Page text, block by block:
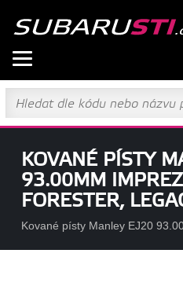
KOVANÉ PÍSTY
93.00MM
FORESTER,
Kované písty Manley EJ20